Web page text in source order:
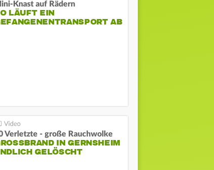
Knast auf Rädern
LÄUFT EIN
AB
Verletzte - große Rauchwolke
IN GERNSHEIM E
GELÖSCHT